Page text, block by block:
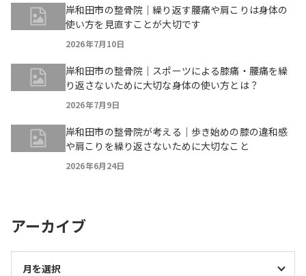
岸和田市の整骨院｜繰り返す腰痛や肩こりは身体の
使い方を見直すことが大切です
2026年7月10日
岸和田市の整骨院｜スポーツによる膝痛・腰痛を繰
り返さないために大切な身体の使い方とは？
2026年7月9日
岸和田市の整骨院が考える｜歩き始めの膝の違和感
や肩こりを繰り返さないために大切なこと
2026年6月24日
アーカイブ